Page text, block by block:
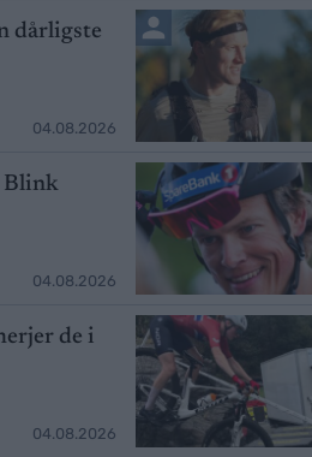
dårligste
04.08.2026
Blink
04.08.2026
de i
04.08.2026